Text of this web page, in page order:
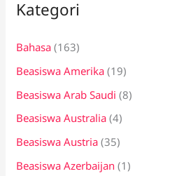
u
t
u
k
:
Kategori
Bahasa (163)
Beasiswa Amerika (19)
Beasiswa Arab Saudi (8)
Beasiswa Australia (4)
Beasiswa Austria (35)
Beasiswa Azerbaijan (1)